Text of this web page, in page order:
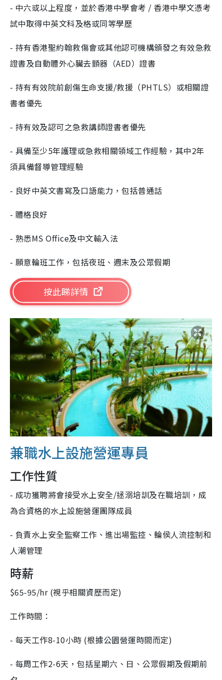
- 中六或以上程度，並於香港中學會考 / 香港中學文憑考
試中取得中英文科及格或同等學歷
- 持有香港聖約翰救傷會或其他認可機構頒發之有效急救
證書及自動體外心臟去顫器（AED）證書
- 持有有效院前創傷生命支援/救援（PHTLS）或相關證
書者優先
- 持有效及認可之急救講師證書者優先
- 具備至少5年護理或急救相關領域工作經驗，其中2年
須具備督導管理經驗
- 良好中英文書寫及口語能力，包括普通話
- 體格良好
- 熟悉MS Office及中文輸入法
- 願意輪班工作，包括夜班、週末及公眾假期
按此睇詳情
兼職水上設施營運專員
工作性質
- 成功獲聘將會接受水上安全/拯溺培訓及在職培訓，成
為合資格的水上設施營運團隊成員
- 負責水上安全監察工作、進出場監控、輪侯人流控制和
人潮管理
時薪
$65-95/hr (視乎相關資歷而定)
工作時間：
- 每天工作8-10小時 (根據公園營運時間而定)
- 每周工作2-6天，包括星期六、日、公眾假期及假期前